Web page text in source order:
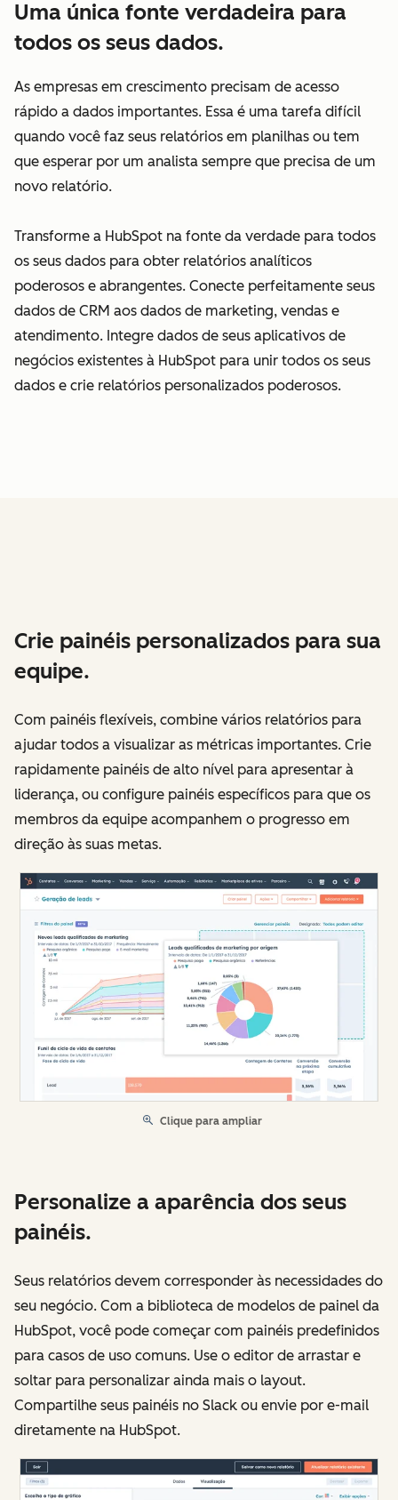
Uma única fonte verdadeira para
todos os seus dados.
As empresas em crescimento precisam de acesso
rápido a dados importantes. Essa é uma tarefa difícil
quando você faz seus relatórios em planilhas ou tem
que esperar por um analista sempre que precisa de um
novo relatório.
Transforme a HubSpot na fonte da verdade para todos
os seus dados para obter relatórios analíticos
poderosos e abrangentes. Conecte perfeitamente seus
dados de CRM aos dados de marketing, vendas e
atendimento. Integre dados de seus aplicativos de
negócios existentes à HubSpot para unir todos os seus
dados e crie relatórios personalizados poderosos.
Crie painéis personalizados para sua
equipe.
Com painéis flexíveis, combine vários relatórios para
ajudar todos a visualizar as métricas importantes. Crie
rapidamente painéis de alto nível para apresentar à
liderança, ou configure painéis específicos para que os
membros da equipe acompanhem o progresso em
direção às suas metas.
Clique para ampliar
Personalize a aparência dos seus
painéis.
Seus relatórios devem corresponder às necessidades do
seu negócio. Com a biblioteca de modelos de painel da
HubSpot, você pode começar com painéis predefinidos
para casos de uso comuns. Use o editor de arrastar e
soltar para personalizar ainda mais o layout.
Compartilhe seus painéis no Slack ou envie por e-mail
diretamente na HubSpot.